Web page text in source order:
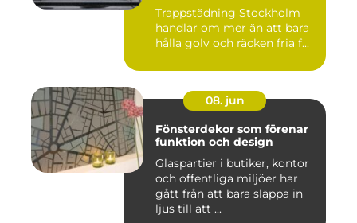
Trappstädning Stockholm
handlar om mer än att bara
hålla golv och räcken fria f...
08. jun
Fönsterdekor som förenar
funktion och design
Glaspartier i butiker, kontor
och offentliga miljöer har
gått från att bara släppa in
ljus till att ...